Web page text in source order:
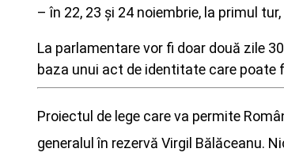
– în 22, 23 și 24 noiembrie, la primul
La parlamentare vor fi doar două zile
baza unui act de identitate care poate
Proiectul de lege care va permite
generalul în rezervă Virgil Bălăceanu.